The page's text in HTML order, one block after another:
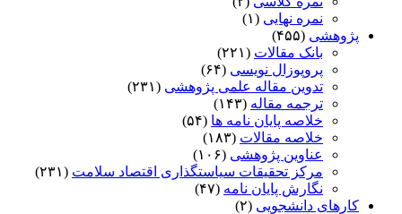
نمره نهایی (۱)
پژوهشی (۴۵۵)
بانک مقالات (۲۲۱)
پروپوزال نویسی (۶۴)
تدوین مقاله علمی پژوهشی (۲۳۱)
ترجمه مقاله (۱۴۳)
خلاصه پایان نامه ها (۵۴)
خلاصه مقالات (۱۸۳)
عناوین پژوهشی (۱۰۶)
مرکز تحقیقات سیاستگذاری اقتصاد سلامت (۲۳۱)
نگارش پایان نامه (۴۷)
کارهای دانشجویی (۲)